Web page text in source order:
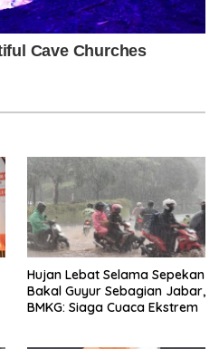
Hujan Lebat Selama Sepekan
Bakal Guyur Sebagian Jabar,
BMKG: Siaga Cuaca Ekstrem